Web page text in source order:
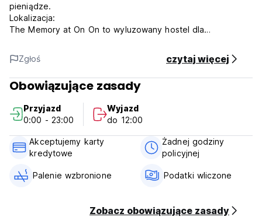
pieniądze.
Lokalizacja:
The Memory at On On to wyluzowany hostel dla
Starego Miasta w Phuket. Jest idealny dla podróżnych
poszukujących wspólnej zabawy w otoczeniu lokalnej
kultury i historii.
Wybierz się na spacer ulicami Phangnga, Krabi, Dibuk i
Romanee (pierwotnie dzielnica czerwonych latarni), aby
odkryć świątynie, kapliczki, okazałe rezydencje i ozdobne
sklepy, odnowione do dawnej świetności.
The Memory Deluxe
Pokój wieloosobowy dla 4 kobiet z łazienką
Pokój wieloosobowy dla 4 kobiet z łazienką
Pokój wieloosobowy z 4 łóżkami i wspólną łazienką
Zgłoś czytaj więcej
Obowiązujące zasady
Przyjazd
0:00 - 23:00
Wyjazd
do 12:00
Akceptujemy karty
kredytowe
Żadnej godziny
policyjnej
Palenie wzbronione Podatki wliczone
Zobacz obowiązujące zasady